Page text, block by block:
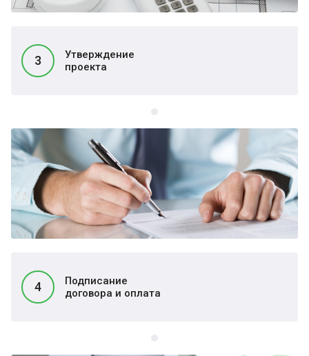
3
Утверждение
проекта
4
Подписание
договора и оплата